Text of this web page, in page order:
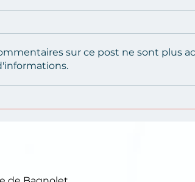
des centaines
sur ce post ne sont plus